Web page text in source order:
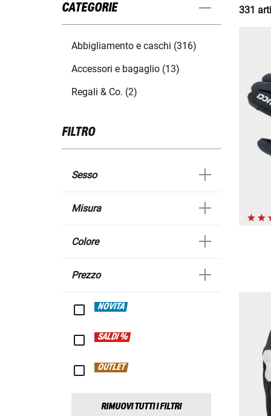
CATEGORIE
Abbigliamento e caschi (316)
Accessori e bagaglio (13)
Regali & Co. (2)
FILTRO
Sesso
Misura
Colore
Prezzo
NOVITÀ
SALDI %
OUTLET
RIMUOVI TUTTI I FILTRI
331